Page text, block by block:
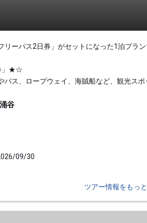
リーパス2日券」がセットになった1泊プラ
」★☆
バス、ロープウェイ、海賊船など、観光スポ
谷
09/30
ツアー情報をもっ